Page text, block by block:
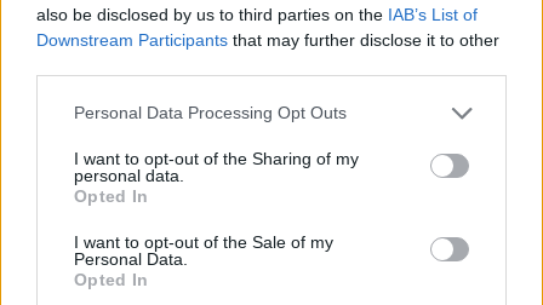
also be disclosed by us to third parties on the IAB’s List of
Downstream Participants that may further disclose it to other
Personal Data Processing Opt Outs
I want to opt-out of the Sharing of my
personal data.
Opted In
I want to opt-out of the Sale of my
Personal Data.
Opted In
In evidenza